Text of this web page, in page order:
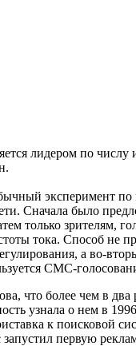
лидером по
эксперимент
Сначала было
только зрителям,
тока. Способ не
а во-
СМС-
что более чем в
узнала о нем в
к поисковой
первую